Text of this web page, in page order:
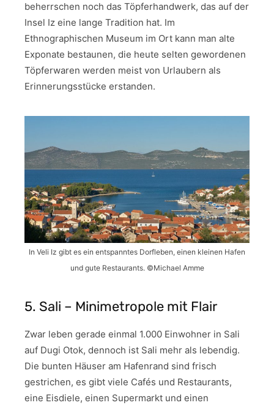
beherrschen noch das Töpferhandwerk, das auf der
Insel Iz eine lange Tradition hat. Im
Ethnographischen Museum im Ort kann man alte
Exponate bestaunen, die heute selten gewordenen
Töpferwaren werden meist von Urlaubern als
Erinnerungsstücke erstanden.
In Veli Iz gibt es ein entspanntes Dorfleben, einen kleinen Hafen
und gute Restaurants. ©Michael Amme
5. Sali – Minimetropole mit Flair
Zwar leben gerade einmal 1.000 Einwohner in Sali
auf Dugi Otok, dennoch ist Sali mehr als lebendig.
Die bunten Häuser am Hafenrand sind frisch
gestrichen, es gibt viele Cafés und Restaurants,
eine Eisdiele, einen Supermarkt und einen